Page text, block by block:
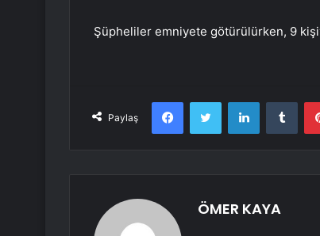
Şüpheliler emniyete götürülürken, 9
Paylaş
FacebookTwitter LinkedIn
ÖMER KAYA